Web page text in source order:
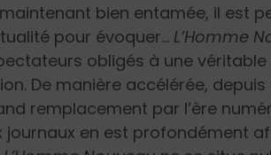
bien entamée, il est
pour évoquer… L’Homme
obligés à une
De manière accélérée, depuis
remplacement par l’ère
journaux en est profondément